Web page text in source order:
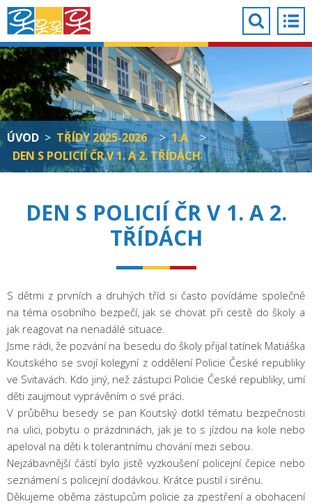
ÚVOD > TŘÍDY 2025-2026 > 1.A
>
DEN S POLICIÍ ČR V 1. A 2. TŘÍDÁCH
DEN S POLICIÍ ČR V 1. A 2.
TŘÍDÁCH
S dětmi z prvních a druhých tříd si často povídáme společně
na téma osobního bezpečí, jak se chovat při cestě do školy a
jak reagovat na nenadálé situace.
Jsme rádi, že pozvání na besedu do školy přijal tatínek Matiáška
Koutského se svojí kolegyní z oddělení Policie České republiky
ve Svitavách. Kdo jiný, než zástupci Policie České republiky, umí
děti zaujmout vyprávěním o své práci.
V průběhu besedy se pan Koutský dotkl tématu bezpečnosti
na ulici, pobytu o prázdninách, jak je to s jízdou na kole nebo
apeloval na děti k tolerantnímu chování mezi sebou.
Nejzábavnější částí bylo jistě vyzkoušení policejní čepice nebo
seznámení s policejní dodávkou. Krátce pustil i sirénu.
Děkujeme oběma zástupcům policie za zpestření a obohacení